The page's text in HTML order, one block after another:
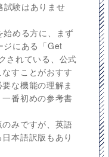
験はありませ
める方に、まず
ジにある「Get
されている、公式
すことがおすす
な機能の理解ま
番初めの参考書
みですが、英語
本語訳版もあり